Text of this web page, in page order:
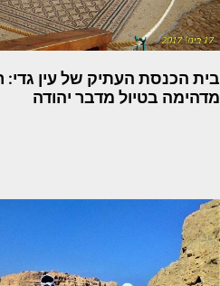
בית הכנסת העתיק של עין
מדהימה בטיול מדבר יהודה